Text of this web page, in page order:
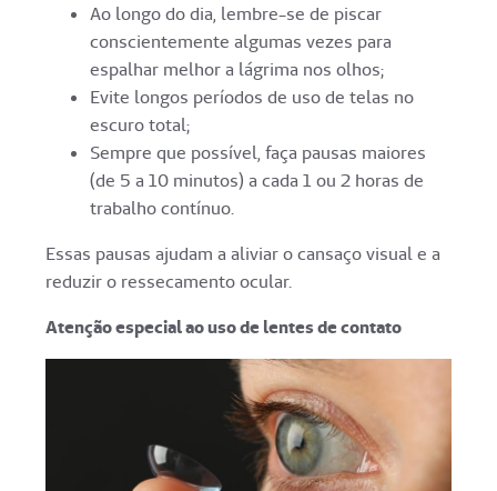
Ao longo do dia, lembre-se de piscar
conscientemente algumas vezes para
espalhar melhor a lágrima nos olhos;
Evite longos períodos de uso de telas no
escuro total;
Sempre que possível, faça pausas maiores
(de 5 a 10 minutos) a cada 1 ou 2 horas de
trabalho contínuo.
Essas pausas ajudam a aliviar o cansaço visual e a
reduzir o ressecamento ocular.
Atenção especial ao uso de lentes de contato